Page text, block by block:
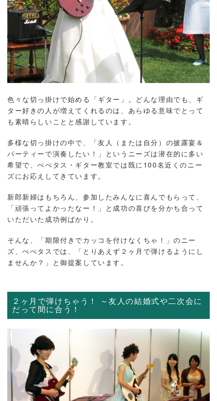
色々な切っ掛けで始める「ギター」。どんな理由でも、ギ
ター好きの人が増えてくれるのは、あらゆる意味でとって
も素晴らしいことと感謝しています。
多様な切っ掛けの中で、「友人（または自分）の披露宴＆
パーティーで演奏したい！」というニーズは潜在的に多い
希望で、ぺぺタス・ギター教室では既に100名近くのニー
ズにお応えしてきています。
新郎新婦はもちろん、参加したみんなに喜んでもらって、
「頑張ってよかったなー！」と成功の喜びを分かち合って
いただいた成功例ばかり。
そんな、「期限付きでカッコを付けなくちゃ！」のニー
ズ、ぺぺタスでは、「とりあえず２ヶ月で弾けるようにし
ませんか？」と御提案しています。
２ヶ月で弾けちゃう！ ～友人の結婚式や二次会に
だって間に合う！